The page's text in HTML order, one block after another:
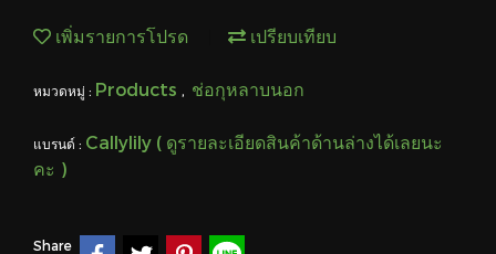
เพิ่มรายการโปรด เปรียบเทียบ
หมวดหมู่ : Products , ช่อกุหลาบนอก
แบรนด์ : Callylily ( ดูรายละเอียดสินค้าด้านล่างได้เลยนะ
คะ )
Share